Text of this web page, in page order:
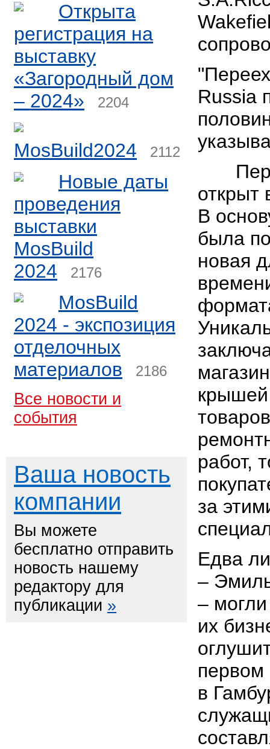
Открыта
регистрация на
выставку
«Загородный дом
– 2024»
2204
MosBuild2024 2112
Новые даты
проведения
выставки
MosBuild
2024
2176
MosBuild
2024 - экспозиция
отделочных
материалов
2186
Все новости и
события
Ваша новость
компании
Вы можете
бесплатно отправить
новость нашему
редактору для
публикации »
Russia
открыт
В
была
новая
крышей
работ,
за
Едва
–
–
их
первом
в